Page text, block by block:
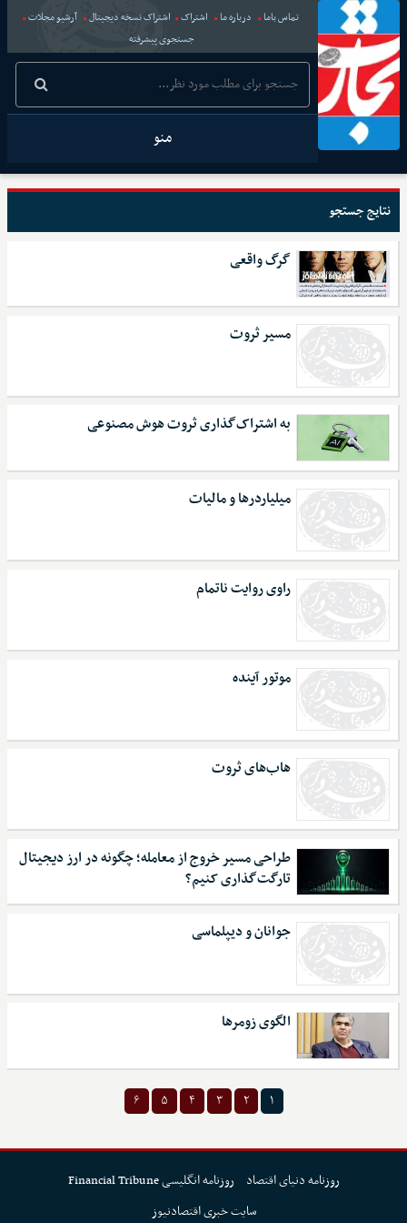
تماس باما درباره ما اشتراک اشتراک نسخه دیجیتال
آرشیو مجلات
جستجوی پیشرفته
منو
نتایج جستجو
گرگ واقعی
مسیر ثروت
به ‌اشتراک‌گذاری ثروت هوش مصنوعی
میلیاردرها و مالیات
راوی روایت ناتمام
موتور آینده
هاب‌های ثروت
طراحی مسیر خروج از معامله؛ چگونه در ارز دیجیتال
تارگت‌گذاری کنیم؟
جوانان و دیپلماسی
الگوی زومرها
۱ ۲ ۳ ۴ ۵ ۶
روزنامه دنیای اقتصاد
روزنامه انگلیسی Financial Tribune
سایت خبری اقتصادنیوز